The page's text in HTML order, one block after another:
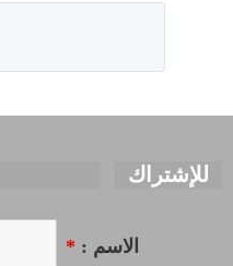
للإشتراك
الاسم : *